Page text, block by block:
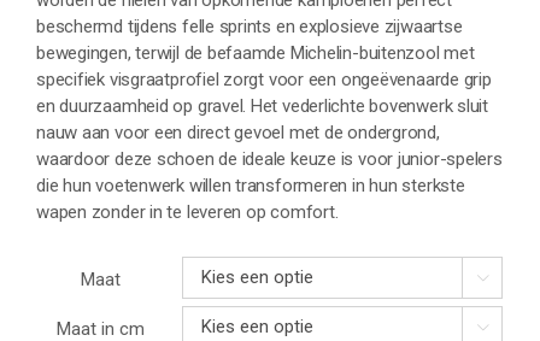
beschermd tijdens felle sprints en explosieve zijwaartse
bewegingen, terwijl de befaamde Michelin-buitenzool met
specifiek visgraatprofiel zorgt voor een ongeëvenaarde grip
en duurzaamheid op gravel. Het vederlichte bovenwerk sluit
nauw aan voor een direct gevoel met de ondergrond,
waardoor deze schoen de ideale keuze is voor junior-spelers
die hun voetenwerk willen transformeren in hun sterkste
wapen zonder in te leveren op comfort.
Maat 
Maat in cm 